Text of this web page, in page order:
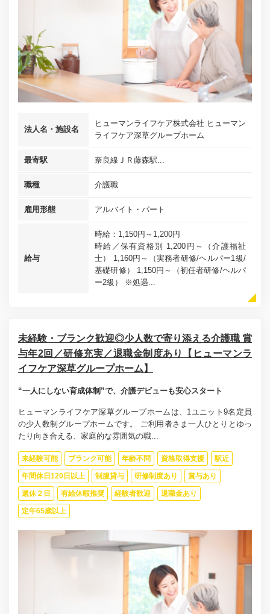
法人名・施設名
ヒューマンライフケア株式会社 ヒューマン
ライフケア深草グループホーム
最寄駅 奈良線ＪＲ藤森駅...
職種 介護職
雇用形態 アルバイト・パート
給与
時給：1,150円～1,200円
時給／保有資格別 1,200円～（介護福祉
士） 1,160円～（実務者研修/ヘルパー1級/
基礎研修） 1,150円～（初任者研修/ヘルパ
ー2級） ※処遇...
未経験・ブランク歓迎◎少人数で寄り添える介護職 賞
与年2回／研修充実／退職金制度あり【ヒューマンラ
イフケア深草グループホーム】
“一人にしない育成体制”で、介護デビューも安心スタート
ヒューマンライフケア深草グループホームは、1ユニット9名定員
の少人数制グループホームです。 ご利用者さま一人ひとりとゆっ
たり向き合える、家庭的な雰囲気の職...
未経験可能 ブランク可能 年齢不問 資格取得支援 駅近
年間休日120日以上 制服貸与 研修制度あり 賞与あり
週休２日 有給休暇推奨 経験者歓迎 退職金あり
定年65歳以上